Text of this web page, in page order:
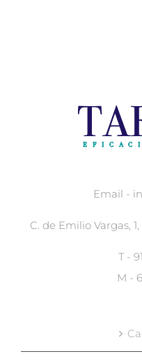
Email -
C. de Emilio Vargas,
T -
M -